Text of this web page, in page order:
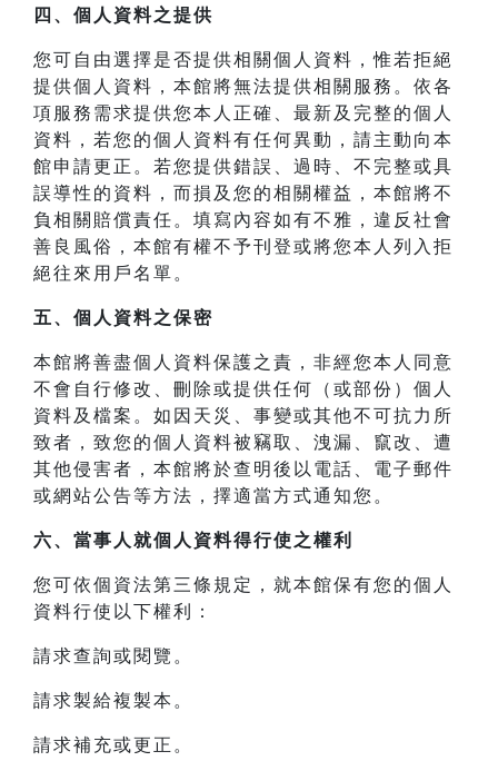
四、 個人資料之提供
您可自由選擇是否提供相關個人資料，惟若拒絕
提供個人資料，本館將無法提供相關服務。依各
項服務需求提供您本人正確、最新及完整的個人
資料，若您的個人資料有任何異動，請主動向本
館申請更正。若您提供錯誤、過時、不完整或具
誤導性的資料，而損及您的相關權益，本館將不
負相關賠償責任。填寫內容如有不雅，違反社會
善良風俗，本館有權不予刊登或將您本人列入拒
絕往來用戶名單。
五、個人資料之保密
本館將善盡個人資料保護之責，非經您本人同意
不會自行修改、刪除或提供任何（或部份）個人
資料及檔案。如因天災、事變或其他不可抗力所
致者，致您的個人資料被竊取、洩漏、竄改、遭
其他侵害者，本館將於查明後以電話、電子郵件
或網站公告等方法，擇適當方式通知您。
六、當事人就個人資料得行使之權利
您可依個資法第三條規定，就本館保有您的個人
資料行使以下權利：
請求查詢或閱覽。
請求製給複製本。
請求補充或更正。